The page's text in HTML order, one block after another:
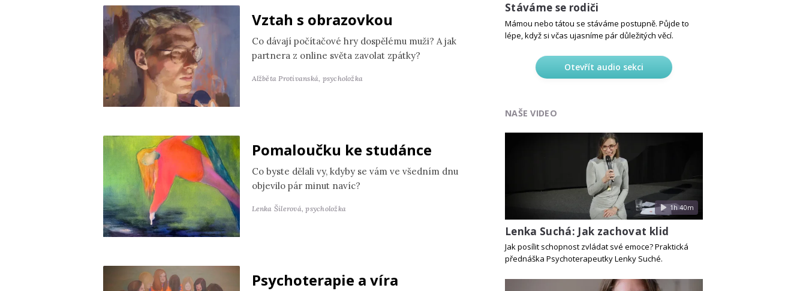
Vztah s obrazovkou
Co dávají počítačové hry dospělému muži? A jak
partnera z online světa zavolat zpátky?
Alžběta Protivanská, psycholožka
Pomaloučku ke studánce
Co byste dělali vy, kdyby se vám ve všedním dnu
objevilo pár minut navíc?
Lenka Šilerová,psycholožka
Psychoterapie a víra
Stáváme se rodiči
Mámou nebo tátou se stáváme postupně. Půjde to
lépe, když si včas ujasníme pár důležitých věcí.
Otevřít audio sekci
NAŠE VIDEO
1h 40m
Lenka Suchá: Jak zachovat klid
Jak posílit schopnost zvládat své emoce? Praktická
přednáška Psychoterapeutky Lenky Suché.